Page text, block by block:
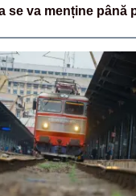
se va menține până